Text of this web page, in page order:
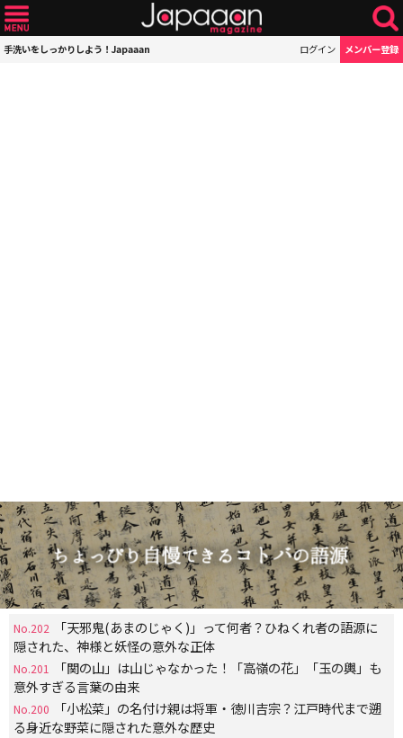
手洗いをしっかりしよう！Japaaan ログイン メンバー登録
No.202
「天邪鬼(あまのじゃく)」って何者？ひねくれ者の語源に
隠された、神様と妖怪の意外な正体
No.201
「関の山」は山じゃなかった！「高嶺の花」「玉の輿」も
意外すぎる言葉の由来
No.200
「小松菜」の名付け親は将軍・徳川吉宗？江戸時代まで遡
る身近な野菜に隠された意外な歴史